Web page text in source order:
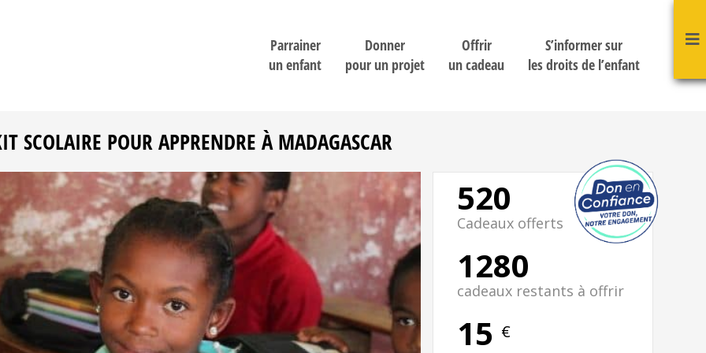
Parrainer
un enfant
Donner
pour un projet
Offrir
un cadeau
S’informer sur
les droits de l’enfant
SCOLAIRE POUR APPRENDRE À MADAGASCAR
520
Cadeaux offerts
1280
cadeaux restants à offrir
15 €